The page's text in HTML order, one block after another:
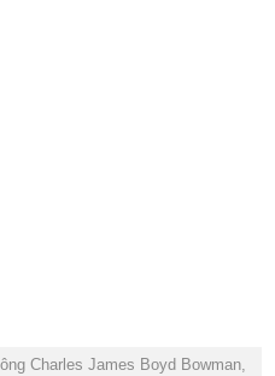
Charles James Boyd Bowman,